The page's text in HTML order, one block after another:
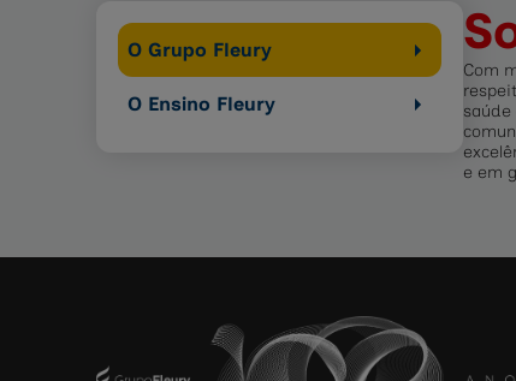
O Grupo Fleury
O Ensino Fleury
Com
saúde
e em